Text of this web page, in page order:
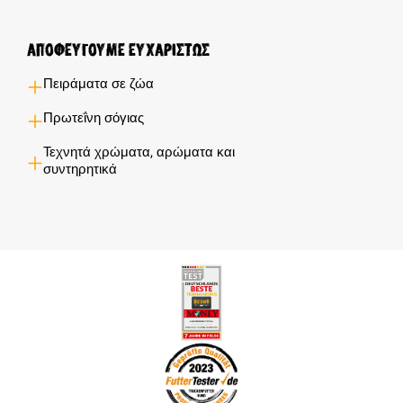
Αποφεύγουμε ευχαρίστως
Πειράματα σε ζώα
Πρωτεΐνη σόγιας
Τεχνητά χρώματα, αρώματα και
συντηρητικά